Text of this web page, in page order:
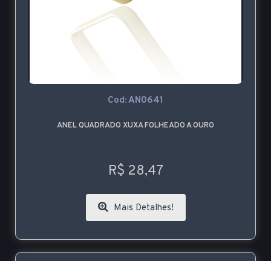
Cod: AN0641
ANEL QUADRADO XUXA FOLHEADO A OURO
R$ 28,47
Mais Detalhes!